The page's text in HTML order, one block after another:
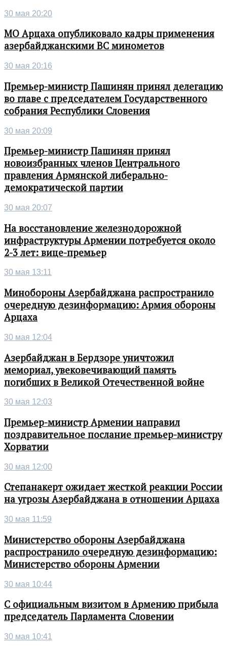
30 мая 20:20
МО Арцаха опубликовало кадры применения
азербайджанскими ВС минометов
30 мая 20:16
Премьер-министр Пашинян принял делегацию
во главе с председателем Государственного
собрания Республики Словения
30 мая 20:09
Премьер-министр Пашинян принял
новоизбранных членов Центрального
правления Армянской либерально-
демократической партии
30 мая 20:07
На восстановление железнодорожной
инфраструктуры Армении потребуется около
2-3 лет: вице-премьер
30 мая 13:11
Минобороны Азербайджана распространило
очередную дезинформацию: Армия обороны
Арцаха
30 мая 12:04
Азербайджан в Бердзоре уничтожил
мемориал, увековечивающий память
погибших в Великой Отечественной войне
30 мая 12:03
Премьер-министр Армении направил
поздравительное послание премьер-министру
Хорватии
30 мая 12:00
Степанакерт ожидает жесткой реакции России
на угрозы Азербайджана в отношении Арцаха
30 мая 11:59
Министерство обороны Азербайджана
распространило очередную дезинформацию:
Министерство обороны Армении
30 мая 10:44
С официальным визитом в Армению прибыла
председатель Парламента Словении
30 мая 10:41